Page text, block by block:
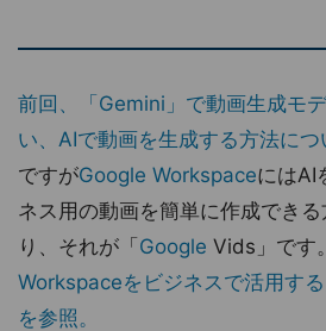
前回、「Gemini」で動画生成モ
い、AIで動画を生成する方法につ
ですがGoogle WorkspaceにはAI
ネス用の動画を簡単に作成でき
り、それが「 Google Vids」です。
Workspaceをビジネスで活用す
を参照。